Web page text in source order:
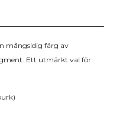
mångsidig färg av
Ett utmärkt val för